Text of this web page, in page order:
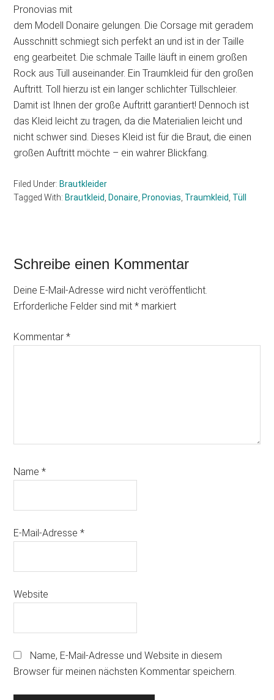
Pronovias mit
dem Modell Donaire gelungen. Die Corsage mit geradem
Ausschnitt schmiegt sich perfekt an und ist in der Taille
eng gearbeitet. Die schmale Taille läuft in einem großen
Rock aus Tüll auseinander. Ein Traumkleid für den großen
Auftritt. Toll hierzu ist ein langer schlichter Tüllschleier.
Damit ist Ihnen der große Auftritt garantiert! Dennoch ist
das Kleid leicht zu tragen, da die Materialien leicht und
nicht schwer sind. Dieses Kleid ist für die Braut, die einen
großen Auftritt möchte – ein wahrer Blickfang.
Filed Under: Brautkleider
Tagged With: Brautkleid Donaire Pronovias Traumkleid Tüll
Reader
Interactions
Schreibe einen Kommentar
Deine E-Mail-Adresse wird nicht veröffentlicht.
Erforderliche Felder sind mit* markiert
Kommentar*
Name*
E-Mail-Adresse*
Website
Name, E-Mail-Adresse und Website in diesem
Browser für meinen nächsten Kommentar speichern.